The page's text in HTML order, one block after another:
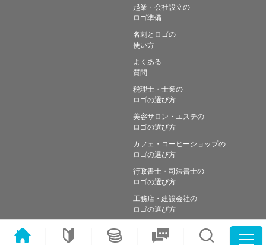
起業・会社設立の
ロゴ準備
名刺とロゴの
使い方
よくある
質問
税理士・士業の
ロゴの選び方
美容サロン・エステの
ロゴの選び方
カフェ・コーヒーショップの
ロゴの選び方
行政書士・司法書士の
ロゴの選び方
工務店・建設会社の
ロゴの選び方